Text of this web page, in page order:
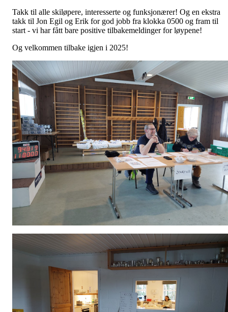
Takk til alle skiløpere, interesserte og funksjonærer! Og en ekstra
takk til Jon Egil og Erik for god jobb fra klokka 0500 og fram til
start - vi har fått bare positive tilbakemeldinger for løypene!
Og velkommen tilbake igjen i 2025!